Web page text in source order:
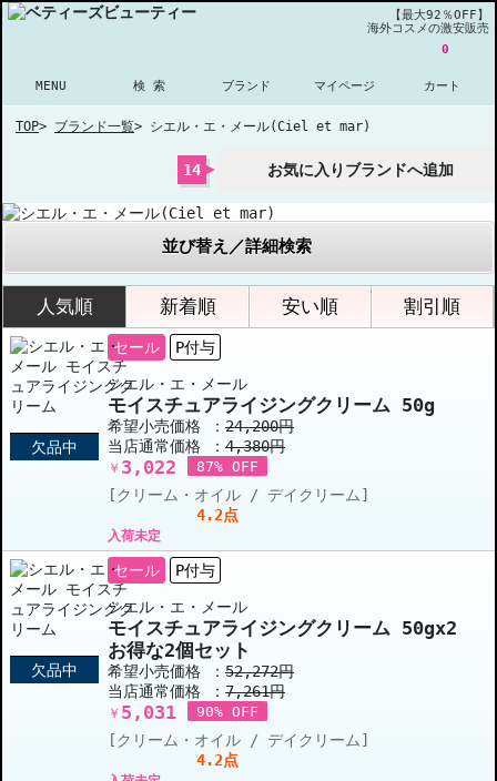
【最大92％OFF】
海外コスメの激安販売
MENU 検 索 ブランド マイページ
0
カート
TOP> ブランド一覧> シエル・エ・メール(Ciel et mar)
14 お気に入りブランドへ追加
並び替え／詳細検索
人気順 新着順 安い順 割引順
欠品中
セール P付与
シエル・エ・メール
モイスチュアライジングクリーム 50g
希望小売価格 ： 24,200円
当店通常価格 ： 4,380円
￥ 3,022 87% OFF
[クリーム・オイル / デイクリーム]
4.2点
入荷未定
欠品中
セール P付与
シエル・エ・メール
モイスチュアライジングクリーム 50gx2
お得な2個セット
希望小売価格 ： 52,272円
当店通常価格 ： 7,261円
￥ 5,031 90% OFF
[クリーム・オイル / デイクリーム]
4.2点